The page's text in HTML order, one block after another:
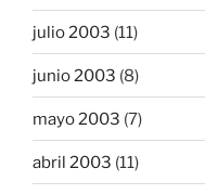
julio 2003 (11)
junio 2003 (8)
mayo 2003 (7)
abril 2003 (11)